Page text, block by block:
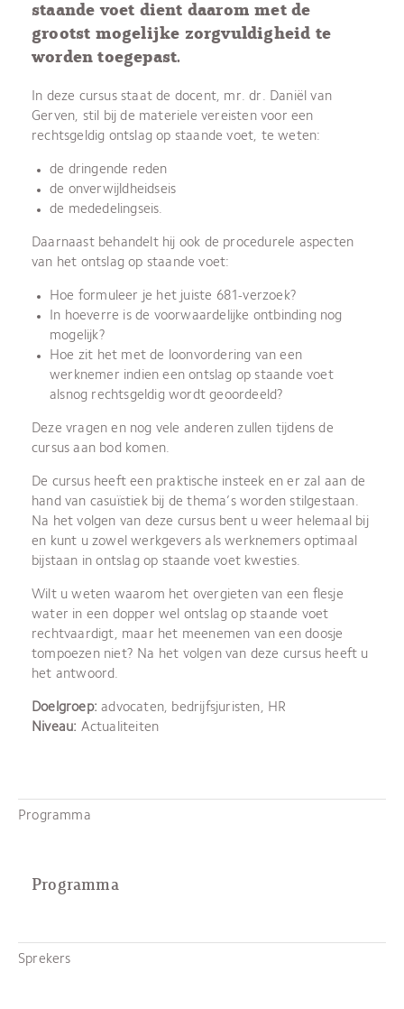
staande voet dient daarom met de
grootst mogelijke zorgvuldigheid te
worden toegepast.
In deze cursus staat de docent, mr. dr. Daniël van
Gerven, stil bij de materiele vereisten voor een
rechtsgeldig ontslag op staande voet, te weten:
de dringende reden
de onverwijldheidseis
de mededelingseis.
Daarnaast behandelt hij ook de procedurele aspecten
van het ontslag op staande voet:
Hoe formuleer je het juiste 681-verzoek?
In hoeverre is de voorwaardelijke ontbinding nog
mogelijk?
Hoe zit het met de loonvordering van een
werknemer indien een ontslag op staande voet
alsnog rechtsgeldig wordt geoordeeld?
Deze vragen en nog vele anderen zullen tijdens de
cursus aan bod komen.
De cursus heeft een praktische insteek en er zal aan de
hand van casuïstiek bij de thema’s worden stilgestaan.
Na het volgen van deze cursus bent u weer helemaal bij
en kunt u zowel werkgevers als werknemers optimaal
bijstaan in ontslag op staande voet kwesties.
Wilt u weten waarom het overgieten van een flesje
water in een dopper wel ontslag op staande voet
rechtvaardigt, maar het meenemen van een doosje
tompoezen niet? Na het volgen van deze cursus heeft u
het antwoord.
Doelgroep:advocaten, bedrijfsjuristen, HR
Niveau: Actualiteiten
Programma
Programma
Sprekers